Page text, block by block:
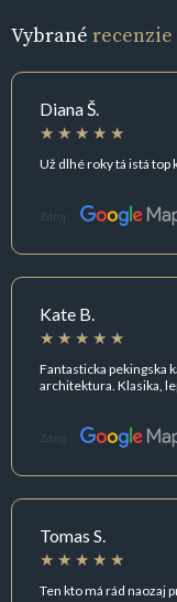
Vybrané recenzie
Diana Š.
Už dlhé roky tá istá top
Zdroj:
Kate B.
Fantasticka pekingska
architektura. Klasika,
Zdroj:
Tomas S.
Ten kto má rád naozaj